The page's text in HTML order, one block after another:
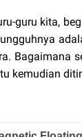
guru kita,
Bagaimana
kemudian